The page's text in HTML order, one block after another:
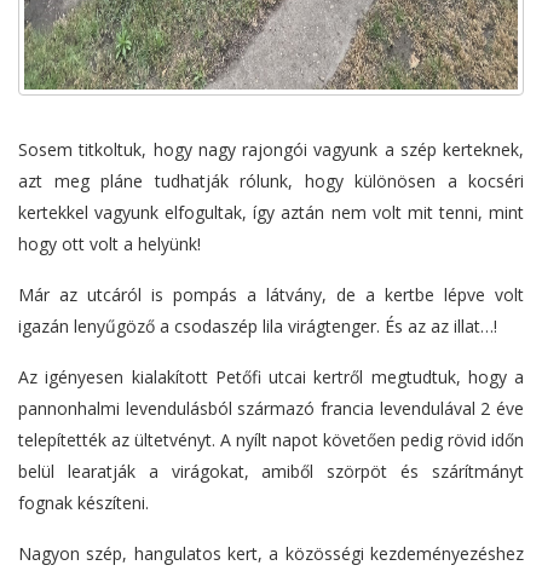
Sosem titkoltuk, hogy nagy rajongói vagyunk a szép kerteknek,
azt meg pláne tudhatják rólunk, hogy különösen a kocséri
kertekkel vagyunk elfogultak, így aztán nem volt mit tenni, mint
hogy ott volt a helyünk!
Már az utcáról is pompás a látvány, de a kertbe lépve volt
igazán lenyűgöző a csodaszép lila virágtenger. És az az illat…!
Az igényesen kialakított Petőfi utcai kertről megtudtuk, hogy a
pannonhalmi levendulásból származó francia levendulával 2 éve
telepítették az ültetvényt. A nyílt napot követően pedig rövid időn
belül learatják a virágokat, amiből szörpöt és szárítmányt
fognak készíteni.
Nagyon szép, hangulatos kert, a közösségi kezdeményezéshez